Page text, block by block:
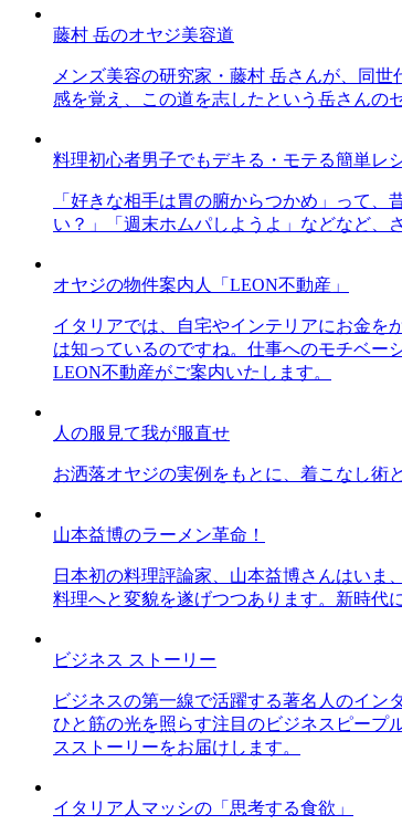
藤村 岳のオヤジ美容道
メンズ美容の研究家・藤村 岳さんが、同
感を覚え、この道を志したという岳さんの
料理初心者男子でもデキる・モテる簡単レ
「好きな相手は胃の腑からつかめ」って
い？」「週末ホムパしようよ」などなど、
オヤジの物件案内人「LEON不動産」
イタリアでは、自宅やインテリアにお金を
は知っているのですね。仕事へのモチベー
LEON不動産がご案内いたします。
人の服見て我が服直せ
お洒落オヤジの実例をもとに、着こなし術
山本益博のラーメン革命！
日本初の料理評論家、山本益博さんはい
料理へと変貌を遂げつつあります。新時代
ビジネス ストーリー
ビジネスの第一線で活躍する著名人のイン
ひと筋の光を照らす注目のビジネスピープ
スストーリーをお届けします。
イタリア人マッシの「思考する食欲」